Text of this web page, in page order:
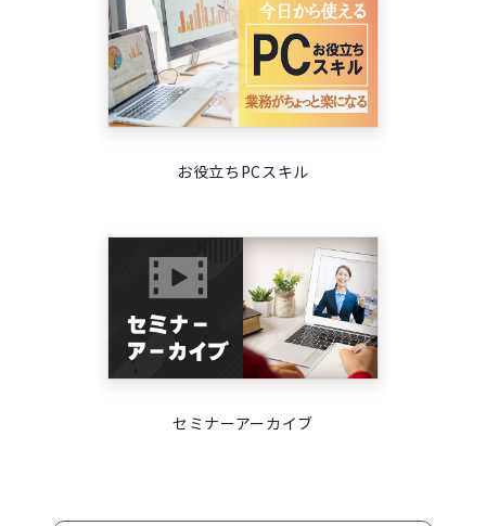
お役立ちPCスキル
セミナーアーカイブ